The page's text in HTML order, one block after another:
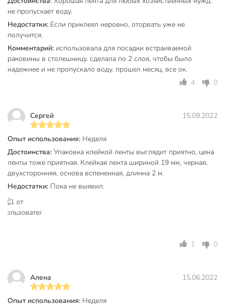
не пропускает воду.
Недостатки: Если приклеял неровно, оторвать уже не
получится.
Комментарий: использовала для посадки встраиваемой
раковины в столешницу. сделала по 2 слоя, чтобы было
надежнее и не пропускало воду. прошел месяц, все ок.
4
0
Сергей 15.09.2022
Опыт использования: Неделя
Достоинства: Упаковка клейкой ленты выглядит приятно, цена
ленты тоже приятная. Клейкая лента шириной 19 мм, черная,
двухсторонняя, основа вспененная, длинна 2 м.
Недостатки: Пока не выявил.
1 0
Алена 15.06.2022
Опыт использования: Неделя